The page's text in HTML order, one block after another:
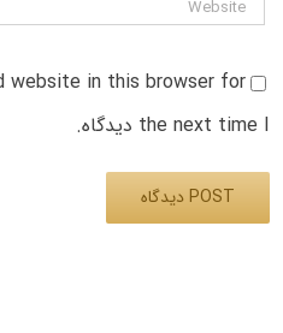
website in this browser for
the next time I دیدگاه.